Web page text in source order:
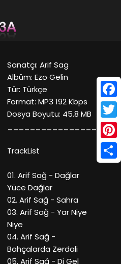
Sanatçı: Arif Sag
Albüm: Ezo Gelin
Tür: Türkçe
Format: MP3 192 Kbps
Dosya Boyutu: 45.8 MB
TrackList
01. Arif Sağ - Dağlar
Yüce Dağlar
02. Arif Sağ - Sahra
03. Arif Sağ - Yar Niye
Niye
04. Arif Sağ -
Bahçalarda Zerdali
05. Arif Sağ - Di Gel